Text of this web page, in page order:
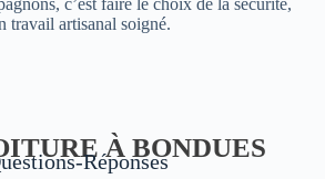
c’est faire le choix de la sécurité,
travail artisanal soigné.
À BONDUES
Réponses